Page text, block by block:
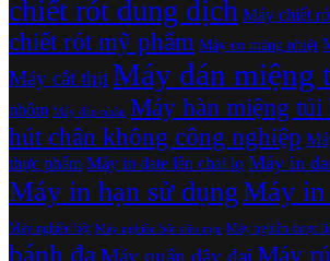
chiết rót dung dịch Máy chiết
chiết rót mỹ phẩm Máy co màng nhiệt
Máy cắt thịtMáy dán miệng
nhôm Máy dán nhãn Máy hàn miệng túi
hút chân không công nghiệp
thực phẩm Máy in date lên chai lọ Máy in
Máy in hạn sử dụngMáy in
Máy nghiền bột Máy nghiền bột siêu mịn Máy nghiền dược
bánh đa Máy quấn dây đai Máy